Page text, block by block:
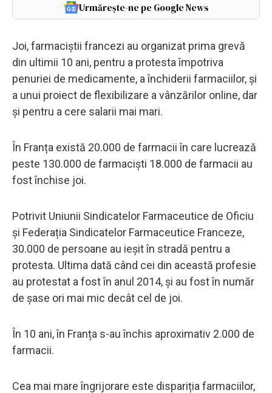
Urmărește-ne pe Google News
Joi, farmaciștii francezi au organizat prima grevă
din ultimii 10 ani, pentru a protesta împotriva
penuriei de medicamente, a închiderii farmaciilor, și
a unui proiect de flexibilizare a vânzărilor online, dar
şi pentru a cere salarii mai mari.
În Franța există 20.000 de farmacii în care lucrează
peste 130.000 de farmaciști 18.000 de farmacii au
fost închise joi.
Potrivit Uniunii Sindicatelor Farmaceutice de Oficiu
și Federația Sindicatelor Farmaceutice Franceze,
30.000 de persoane au ieșit în stradă pentru a
protesta. Ultima dată când cei din această profesie
au protestat a fost în anul 2014, și au fost în număr
de șase ori mai mic decât cel de joi.
În 10 ani, în Franța s-au închis aproximativ 2.000 de
farmacii.
Cea mai mare îngrijorare este dispariția farmaciilor,